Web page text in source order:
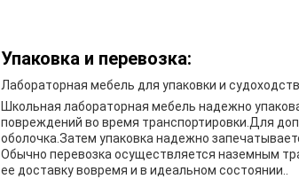
Упаковка и перевозка:
Лабораторная мебель для упаковки и
Школьная лабораторная мебель надежно
повреждений во время транспортировки.Для
оболочка.Затем упаковка надежно
Обычно перевозка осуществляется наземным
ее доставку вовремя и в идеальном состоянии..